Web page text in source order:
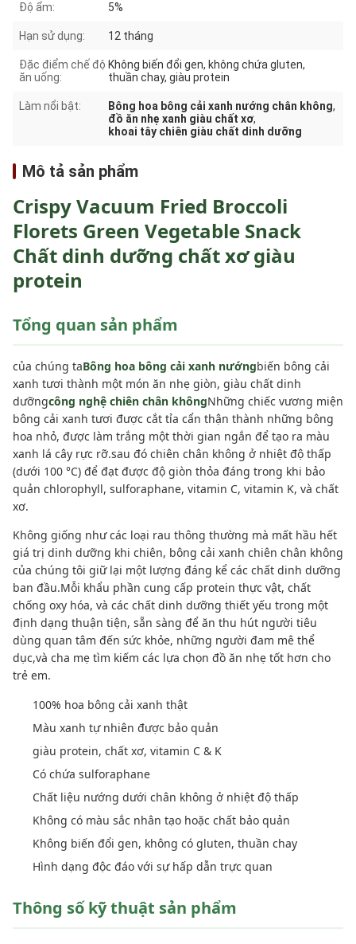
Độ ẩm: 5%
Hạn sử dụng: 12 tháng
Đặc điểm chế độ
ăn uống:
Không biến đổi gen, không chứa gluten,
thuần chay, giàu protein
Làm nổi bật: Bông hoa bông cải xanh nướng chân không,
đồ ăn nhẹ xanh giàu chất xơ,
khoai tây chiên giàu chất dinh dưỡng
Mô tả sản phẩm
Crispy Vacuum Fried Broccoli
Florets Green Vegetable Snack
Chất dinh dưỡng chất xơ giàu
protein
Tổng quan sản phẩm
của chúng taBông hoa bông cải xanh nướngbiến bông cải
xanh tươi thành một món ăn nhẹ giòn, giàu chất dinh
dưỡngcông nghệ chiên chân khôngNhững chiếc vương miện
bông cải xanh tươi được cắt tỉa cẩn thận thành những bông
hoa nhỏ, được làm trắng một thời gian ngắn để tạo ra màu
xanh lá cây rực rỡ.sau đó chiên chân không ở nhiệt độ thấp
(dưới 100 °C) để đạt được độ giòn thỏa đáng trong khi bảo
quản chlorophyll, sulforaphane, vitamin C, vitamin K, và chất
xơ.
Không giống như các loại rau thông thường mà mất hầu hết
giá trị dinh dưỡng khi chiên, bông cải xanh chiên chân không
của chúng tôi giữ lại một lượng đáng kể các chất dinh dưỡng
ban đầu.Mỗi khẩu phần cung cấp protein thực vật, chất
chống oxy hóa, và các chất dinh dưỡng thiết yếu trong một
định dạng thuận tiện, sẵn sàng để ăn thu hút người tiêu
dùng quan tâm đến sức khỏe, những người đam mê thể
dục,và cha mẹ tìm kiếm các lựa chọn đồ ăn nhẹ tốt hơn cho
trẻ em.
100% hoa bông cải xanh thật
Màu xanh tự nhiên được bảo quản
giàu protein, chất xơ, vitamin C & K
Có chứa sulforaphane
Chất liệu nướng dưới chân không ở nhiệt độ thấp
Không có màu sắc nhân tạo hoặc chất bảo quản
Không biến đổi gen, không có gluten, thuần chay
Hình dạng độc đáo với sự hấp dẫn trực quan
Thông số kỹ thuật sản phẩm